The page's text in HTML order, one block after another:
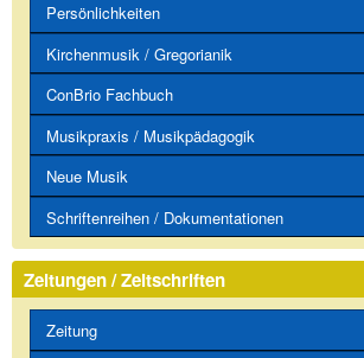
Persönlichkeiten
Kirchenmusik / Gregorianik
ConBrio Fachbuch
Musikpraxis / Musikpädagogik
Neue Musik
Schriftenreihen / Dokumentationen
Zeitungen / Zeitschriften
Zeitung